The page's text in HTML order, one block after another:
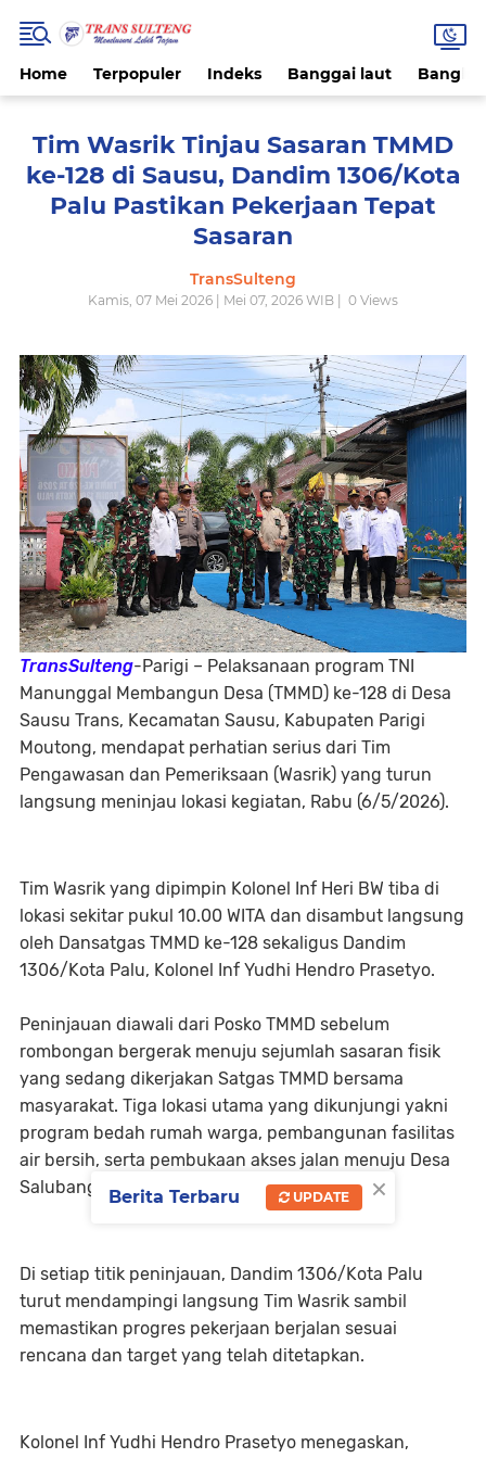
Home Terpopuler Indeks Banggai laut
Tim Wasrik Tinjau Sasaran TMMD
ke-128 di Sausu, Dandim 1306/Kota
Palu Pastikan Pekerjaan Tepat
Sasaran
TransSulteng
Kamis, 07 Mei 2026 | Mei 07, 2026 WIB | 0 Views
TransSulteng-Parigi – Pelaksanaan program TNI
Manunggal Membangun Desa (TMMD) ke-128 di Desa
Sausu Trans, Kecamatan Sausu, Kabupaten Parigi
Moutong, mendapat perhatian serius dari Tim
Pengawasan dan Pemeriksaan (Wasrik) yang turun
langsung meninjau lokasi kegiatan, Rabu (6/5/2026).
Tim Wasrik yang dipimpin Kolonel Inf Heri BW tiba di
lokasi sekitar pukul 10.00 WITA dan disambut langsung
oleh Dansatgas TMMD ke-128 sekaligus Dandim
1306/Kota Palu, Kolonel Inf Yudhi Hendro Prasetyo.
Peninjauan diawali dari Posko TMMD sebelum
rombongan bergerak menuju sejumlah sasaran fisik
yang sedang dikerjakan Satgas TMMD bersama
masyarakat. Tiga lokasi utama yang dikunjungi yakni
program bedah rumah warga, pembangunan fasilitas
air bersih, serta pembukaan akses jalan menuju Desa
Salubanga, Kecamatan Sausu.
Di setiap titik peninjauan, Dandim 1306/Kota Palu
turut mendampingi langsung Tim Wasrik sambil
memastikan progres pekerjaan berjalan sesuai
rencana dan target yang telah ditetapkan.
Kolonel Inf Yudhi Hendro Prasetyo menegaskan,
×
Berita Terbaru UPDATE